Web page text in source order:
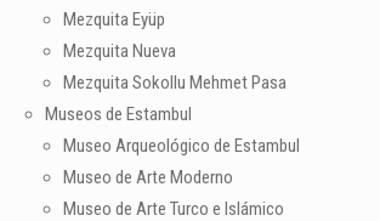
Mezquita Eyüp
Mezquita Nueva
Mezquita Sokollu Mehmet Pasa
Museos de Estambul
Museo Arqueológico de Estambul
Museo de Arte Moderno
Museo de Arte Turco e Islámico